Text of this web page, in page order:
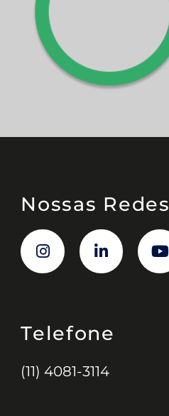
Nossas Redes
Telefone
(11) 4081-3114